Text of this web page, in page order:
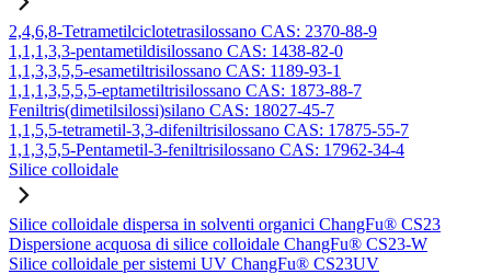
2,4,6,8-Tetrametilciclotetrasilossano CAS: 2370-88-9
1,1,1,3,3-pentametildisilossano CAS: 1438-82-0
1,1,3,3,5,5-esametiltrisilossano CAS: 1189-93-1
1,1,1,3,5,5,5-eptametiltrisilossano CAS: 1873-88-7
Feniltris(dimetilsilossi)silano CAS: 18027-45-7
1,1,5,5-tetrametil-3,3-difeniltrisilossano CAS: 17875-55-7
1,1,3,5,5-Pentametil-3-feniltrisilossano CAS: 17962-34-4
Silice colloidale
Silice colloidale dispersa in solventi organici ChangFu® CS23
Dispersione acquosa di silice colloidale ChangFu® CS23-W
Silice colloidale per sistemi UV ChangFu® CS23UV